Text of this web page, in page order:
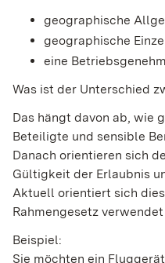
geographische
geographische
eine
Was ist der Unterschied
Das hängt davon ab, wie
Beteiligte und sensible
Danach orientieren sich
Gültigkeit der Erlaubnis
Aktuell orientiert sich
Rahmengesetz
Beispiel:
Sie möchten ein